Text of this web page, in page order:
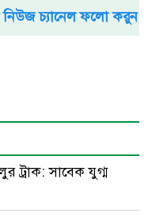
চ্যানেল ফলো করুন
ট্রাক: সাবেক যুগ্ম